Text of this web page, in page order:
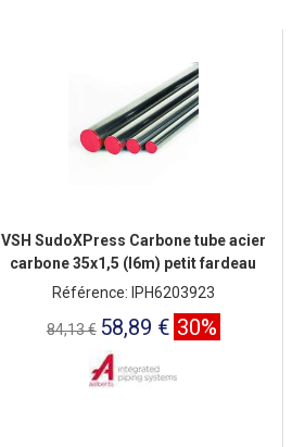
VSH SudoXPress Carbone tube acier
carbone 35x1,5 (l6m) petit fardeau
Référence: IPH6203923
84,13 € 58,89 € 30%